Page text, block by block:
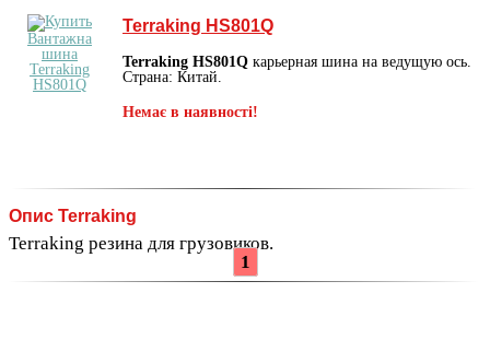
Terraking HS801Q
Terraking HS801Q карьерная шина на ведущую ось.
Страна: Китай.
Немає в наявності!
Опис Terraking
Terraking резина для грузовиков.
1